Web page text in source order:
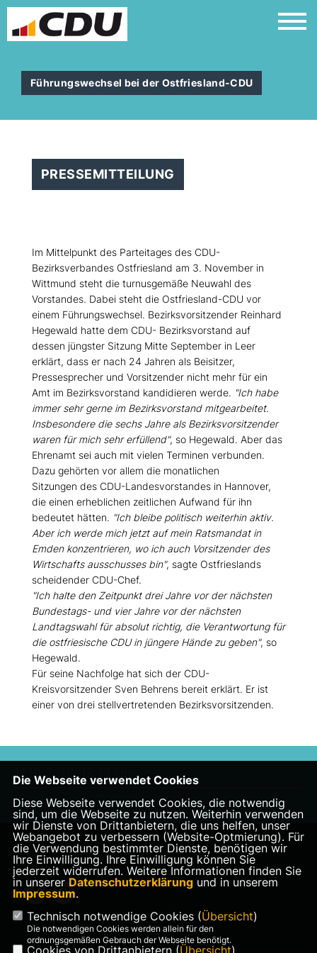
Führungswechsel bei der Ostfriesland-CDU
PRESSEMITTEILUNG
Im Mittelpunkt des Parteitages des CDU-
Bezirksverbandes Ostfriesland am 3. November in
Wittmund steht die turnusgemäße Neuwahl des
Vorstandes. Dabei steht die Ostfriesland-CDU vor
einem Führungswechsel. Bezirksvorsitzender Reinhard
Hegewald hatte dem CDU- Bezirksvorstand auf
dessen jüngster Sitzung Mitte September in Leer
erklärt, dass er nach 24 Jahren als Beisitzer,
Pressesprecher und Vorsitzender nicht mehr für ein
Amt im Bezirksvorstand kandidieren werde. "Ich habe
immer sehr gerne im Bezirksvorstand mitgearbeitet.
Insbesondere die sechs Jahre als Bezirksvorsitzender
waren für mich sehr erfüllend", so Hegewald. Aber das
Ehrenamt sei auch mit vielen Terminen verbunden.
Dazu gehörten vor allem die monatlichen
Sitzungen des CDU-Landesvorstandes in Hannover,
die einen erheblichen zeitlichen Aufwand für ihn
bedeutet hätten. "Ich bleibe politisch weiterhin aktiv.
Aber ich werde mich jetzt auf mein Ratsmandat in
Emden konzentrieren, wo ich auch Vorsitzender des
Wirtschafts­ ausschusses bin", sagte Ostfrieslands
scheidender CDU-Chef.
"Ich halte den Zeitpunkt drei Jahre vor der nächsten
Bundestags- und vier Jahre vor der nächsten
Landtagswahl für absolut richtig, die Verantwortung für
die ostfriesische CDU in jüngere Hände zu geben", so
Hegewald.
Für seine Nachfolge hat sich der CDU-
Kreisvorsitzender Sven Behrens bereit erklärt. Er ist
einer von drei stellvertretenden Bezirksvorsitzenden.
17.10.2018, 19:18 Uhr
Homepage des CDU Kreisverbandes Aurich
Die Webseite verwendet Cookies
Diese Webseite verwendet Cookies, die notwendig
sind, um die Webseite zu nutzen. Weiterhin verwenden
wir Dienste von Drittanbietern, die uns helfen, unser
Webangebot zu verbessern (Website-Optmierung). Für
die Verwendung bestimmter Dienste, benötigen wir
Ihre Einwilligung. Ihre Einwilligung können Sie
jederzeit widerrufen. Weitere Informationen finden Sie
in unserer Datenschutzerklärungund in unserem
Impressum.
Technisch notwendige Cookies (Übersicht)
Die notwendigen Cookies werden allein für den
ordnungsgemäßen Gebrauch der Webseite benötigt.
Cookies von Drittanbietern (Übersicht)